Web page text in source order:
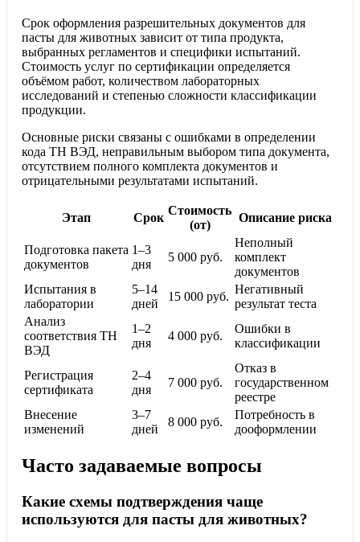
Срок оформления разрешительных документов для
пасты для животных зависит от типа продукта,
выбранных регламентов и специфики испытаний.
Стоимость услуг по сертификации определяется
объёмом работ, количеством лабораторных
исследований и степенью сложности классификации
продукции.
Основные риски связаны с ошибками в определении
кода ТН ВЭД, неправильным выбором типа документа,
отсутствием полного комплекта документов и
отрицательными результатами испытаний.
Этап Срок
Стоимость
(от)
Описание риска
Подготовка пакета
документов
1–3
дня
5 000 руб.
Неполный
комплект
документов
Испытания в
лаборатории
5–14
дней
15 000 руб.
Негативный
результат теста
Анализ
соответствия ТН
ВЭД
1–2
дня
4 000 руб.
Ошибки в
классификации
Регистрация
сертификата
2–4
дня
7 000 руб.
Отказ в
государственном
реестре
Внесение
изменений
3–7
дней
8 000 руб.
Потребность в
дооформлении
Часто задаваемые вопросы
Какие схемы подтверждения чаще
используются для пасты для животных?